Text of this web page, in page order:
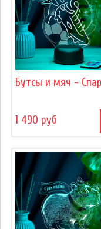
Бутсы и мяч -
1 490 руб